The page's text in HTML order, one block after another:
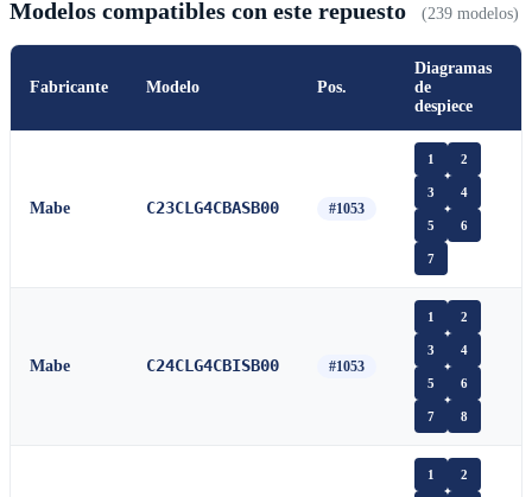
Modelos compatibles con este repuesto (239 modelos)
Fabricante Modelo Pos.
Diagramas
de
despiece
Mabe C23CLG4CBASB00 #1053
1 2
3 4
5 6
7
Mabe C24CLG4CBISB00 #1053
1 2
3 4
5 6
7 8
1 2